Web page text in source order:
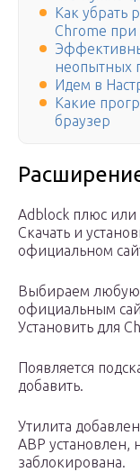
Как убрать
Chrome
неопытных
Идем в
Какие
браузер
Adblock плюс или
Скачать и
официальном
Выбираем любую
официальным
Установить для
Появляется
добавить.
Утилита
ABP установлен,
заблокирована.